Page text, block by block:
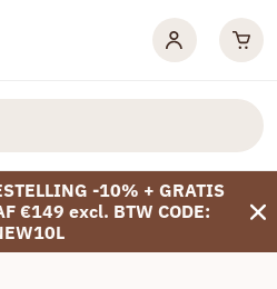
-10% + GRATIS
€149 excl. BTW CODE: